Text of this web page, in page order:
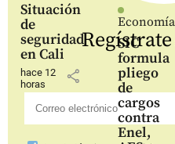
Situación
de
seguridad
en Cali
hace 12
horas
share
Economía
SIC
formula
pliego
de
cargos
contra
Enel,
Regístrate